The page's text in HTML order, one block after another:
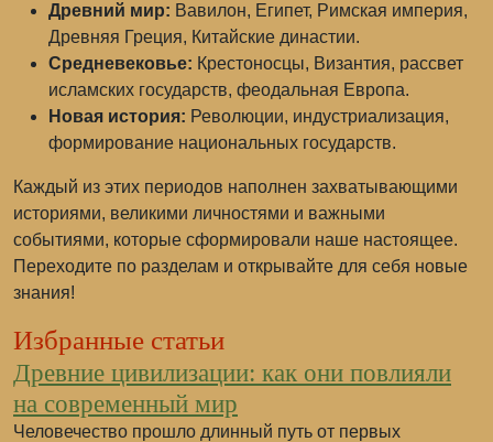
Древний мир: Вавилон, Египет, Римская империя,
Древняя Греция, Китайские династии.
Средневековье: Крестоносцы, Византия, рассвет
исламских государств, феодальная Европа.
Новая история: Революции, индустриализация,
формирование национальных государств.
Каждый из этих периодов наполнен захватывающими
историями, великими личностями и важными
событиями, которые сформировали наше настоящее.
Переходите по разделам и открывайте для себя новые
знания!
Избранные статьи
Древние цивилизации: как они повлияли
на современный мир
Человечество прошло длинный путь от первых